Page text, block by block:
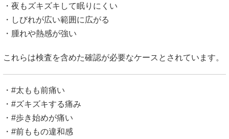
・夜もズキズキして眠りにくい
・しびれが広い範囲に広がる
・腫れや熱感が強い
これらは検査を含めた確認が必要なケースとされています。
・#太もも前痛い
・#ズキズキする痛み
・#歩き始めが痛い
・#前ももの違和感